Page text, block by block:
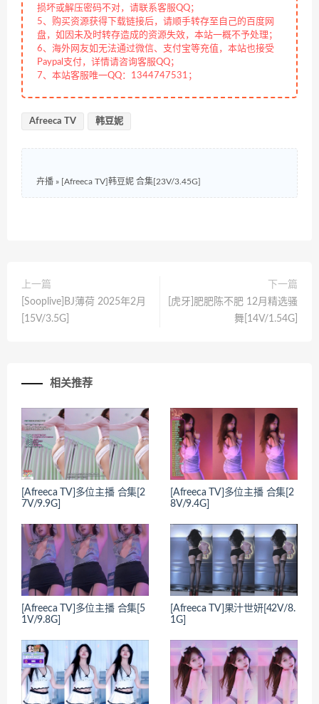
损坏或解压密码不对，请联系客服QQ；
5、购买资源获得下载链接后，请顺手转存至自己的百度网
盘，如因未及时转存造成的资源失效，本站一概不予处理；
6、海外网友如无法通过微信、支付宝等充值，本站也接受
Paypal支付，详情请咨询客服QQ；
7、本站客服唯一QQ：1344747531；
Afreeca TV 韩豆妮
卉播 » [Afreeca TV]韩豆妮 合集[23V/3.45G]
上一篇
[Sooplive]BJ薄荷 2025年2月
[15V/3.5G]
下一篇
[虎牙]肥肥陈不肥 12月精选骚
舞[14V/1.54G]
相关推荐
[Afreeca TV]多位主播 合集[2
7V/9.9G]
[Afreeca TV]多位主播 合集[2
8V/9.4G]
[Afreeca TV]多位主播 合集[5
1V/9.8G]
[Afreeca TV]果汁世妍[42V/8.
1G]